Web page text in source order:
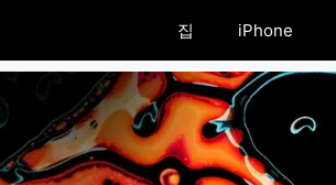
집 iPhone